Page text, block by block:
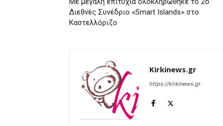
Διεθνές Συνέδριο «Smart Islands» στο
Καστελλόριζο
Kirkinews.gr
https://kirkinews.gr